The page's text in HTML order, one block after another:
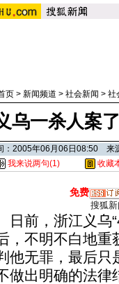
页 > 新闻频道 > 社会新闻 > 社
乌一杀人案
：2005年06月06日08:50 来
我来说两句(1) 收藏
免费
搜狐
前，浙江义乌
，不明不白地重
他无罪，最后只
做出明确的法律